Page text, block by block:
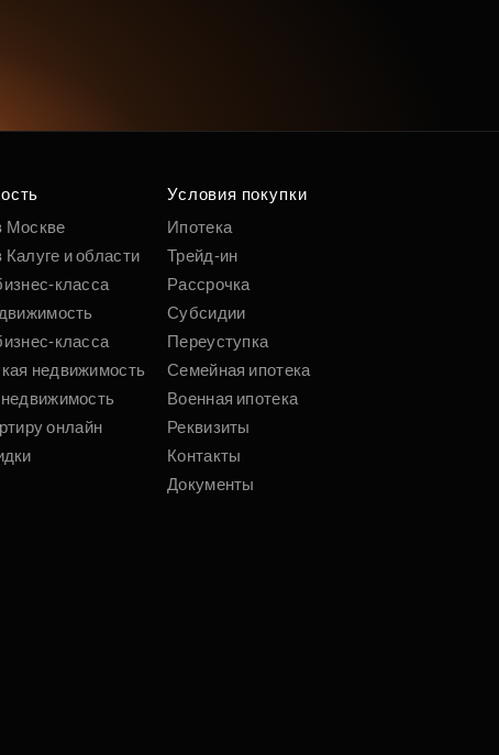
Москве
Калуге и области
класса
класса
недвижимость
онлайн
Условия покупки
Ипотека
Трейд-ин
Рассрочка
Субсидии
Переуступка
Семейная ипотека
Военная ипотека
Реквизиты
Контакты
Документы